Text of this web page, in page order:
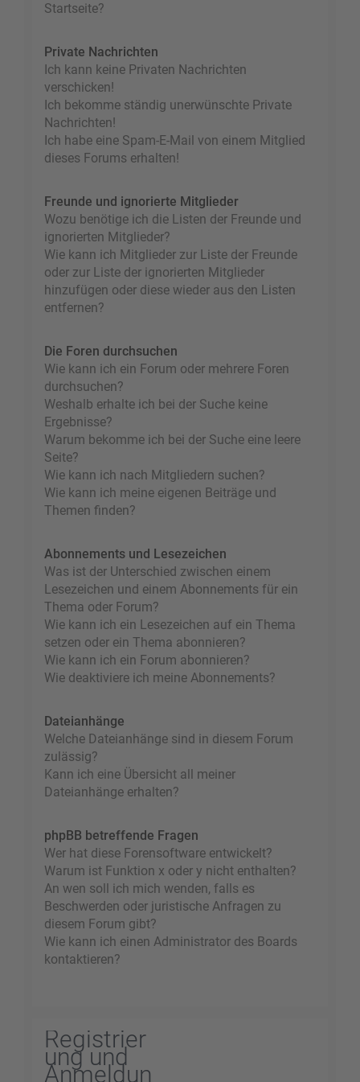
Startseite?
Private Nachrichten
Ich kann keine Privaten Nachrichten
verschicken!
Ich bekomme ständig unerwünschte Private
Nachrichten!
Ich habe eine Spam-E-Mail von einem Mitglied
dieses Forums erhalten!
Freunde und ignorierte Mitglieder
Wozu benötige ich die Listen der Freunde und
ignorierten Mitglieder?
Wie kann ich Mitglieder zur Liste der Freunde
oder zur Liste der ignorierten Mitglieder
hinzufügen oder diese wieder aus den Listen
entfernen?
Die Foren durchsuchen
Wie kann ich ein Forum oder mehrere Foren
durchsuchen?
Weshalb erhalte ich bei der Suche keine
Ergebnisse?
Warum bekomme ich bei der Suche eine leere
Seite?
Wie kann ich nach Mitgliedern suchen?
Wie kann ich meine eigenen Beiträge und
Themen finden?
Abonnements und Lesezeichen
Was ist der Unterschied zwischen einem
Lesezeichen und einem Abonnements für ein
Thema oder Forum?
Wie kann ich ein Lesezeichen auf ein Thema
setzen oder ein Thema abonnieren?
Wie kann ich ein Forum abonnieren?
Wie deaktiviere ich meine Abonnements?
Dateianhänge
Welche Dateianhänge sind in diesem Forum
zulässig?
Kann ich eine Übersicht all meiner
Dateianhänge erhalten?
phpBB betreffende Fragen
Wer hat diese Forensoftware entwickelt?
Warum ist Funktion x oder y nicht enthalten?
An wen soll ich mich wenden, falls es
Beschwerden oder juristische Anfragen zu
diesem Forum gibt?
Wie kann ich einen Administrator des Boards
kontaktieren?
Registrier
ung und
Anmeldun